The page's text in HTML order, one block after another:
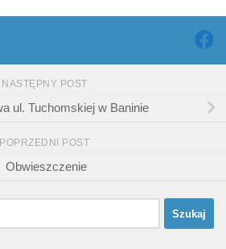
NASTĘPNY POST
ul. Tuchomskiej w Baninie
POPRZEDNI POST
Obwieszczenie